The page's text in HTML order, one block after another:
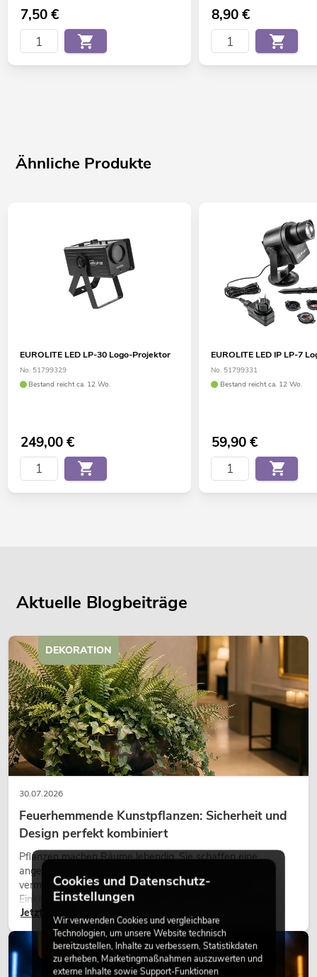
7,50€ 8,90€
Ähnliche Produkte
EUROLITE LED LP-30 Logo-Projektor
No. 51799329
Bestand reicht ca. 12 Wo.
249,00€
EUROLITE LED IP LP-7
No. 51799331
Bestand reicht ca. 12 Wo.
59,90€
Aktuelle Blogbeiträge
30.07.2026
Feuerhemmende Kunstpflanzen: Sicherheit und
Design perfekt kombiniert
Pflanzen machen Räume lebendig. Sie schaffen eine
angenehme Atmosphäre, verbessern das Ambiente und
vermitteln Natürlichkeit. Ob in Hotels, Restaurants,
Einkaufszentren, Bürogebäuden oder auf Messeständen:
eine hochwertige Begrünung gehört heute längst zum
modernen Raumkonzept.
Jetzt lesen
DEKORATION
LICHT
Cookies und Datenschutz-
Einstellungen
Wir verwenden Cookies und vergleichbare
Technologien, um unsere Website technisch
bereitzustellen, Inhalte zu verbessern, Statistikdaten
zu erheben, Marketingmaßnahmen auszuwerten und
externe Inhalte sowie Support-Funktionen